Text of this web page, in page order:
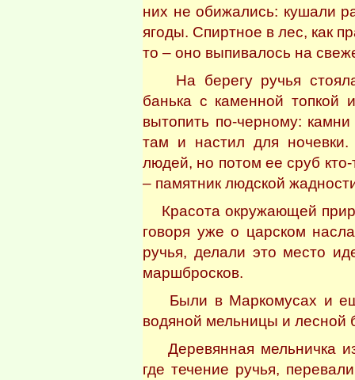
них не обижались: кушали
ягоды. Спиртное в лес, как
то – оно выпивалось на
На берегу ручья
банька с каменной топкой
вытопить по-черному:
там и настил для
людей, но потом ее сруб
– памятник людской
Красота окружающей
говоря уже о царском
ручья, делали это место
маршбросков.
Были в Маркомусах и еще
водяной мельницы и лесной
Деревянная мельничка
где течение ручья,